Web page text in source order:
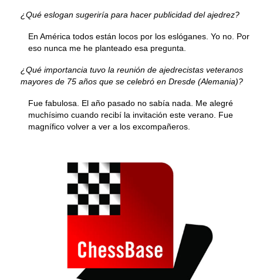
¿Qué eslogan sugeriría para hacer publicidad del ajedrez?
En América todos están locos por los eslóganes. Yo no. Por
eso nunca me he planteado esa pregunta.
¿Qué importancia tuvo la reunión de ajedrecistas veteranos
mayores de 75 años que se celebró en Dresde (Alemania)?
Fue fabulosa. El año pasado no sabía nada. Me alegré
muchísimo cuando recibí la invitación este verano. Fue
magnífico volver a ver a los excompañeros.